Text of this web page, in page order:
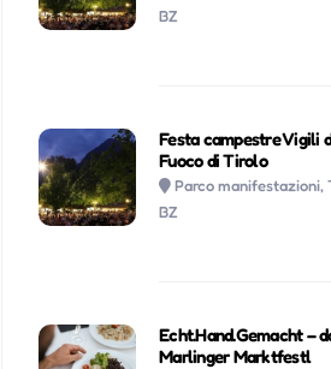
BZ
Festa campestre Vigili
Fuoco di Tirolo
Parco manifestazioni,
BZ
Echt.Hand.Gemacht –
Marlinger Marktfestl